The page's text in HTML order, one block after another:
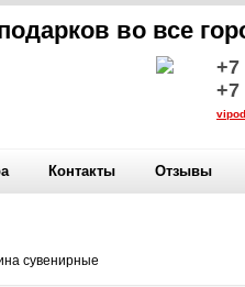
во все
+7
+7
Контакты Отзывы
сувенирные